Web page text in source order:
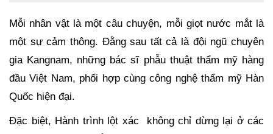
Mỗi nhân vật là một câu chuyện, mỗi giọt nước mắt là
một sự cảm thông. Đằng sau tất cả là đội ngũ chuyên
gia Kangnam, những bác sĩ phẫu thuật thẩm mỹ hàng
đầu Việt Nam, phối hợp cùng công nghệ thẩm mỹ Hàn
Quốc hiện đại.
Đặc biệt, Hành trình lột xác không chỉ dừng lại ở các